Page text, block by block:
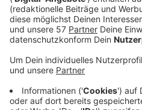
Im Nationalpark Eifel hat am
Auf dem Wanderweg
Joggerin eine mehr als 200
entdeckt. Anscheinend hat